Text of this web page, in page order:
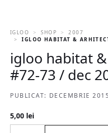
IGLOO SHOP
2007
IGLOO HABITAT &
igloo habitat
#72-73 / dec
PUBLICAT: DECEMBRIE 2015
5,00 lei